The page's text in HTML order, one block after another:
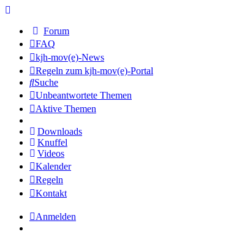
Forum
FAQ
kjh-mov(e)-News
Regeln zum kjh-mov(e)-Portal
Suche
Unbeantwortete Themen
Aktive Themen
Downloads
Knuffel
Videos
Kalender
Regeln
Kontakt
Anmelden